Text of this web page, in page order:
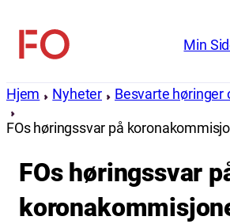
innhold
FO
Min
Hjem Nyheter Besvarte høringer
FOs høringssvar på
FOs høringssvar